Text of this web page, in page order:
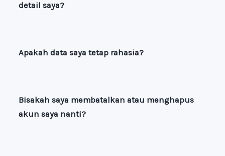
detail saya?
Apakah data saya tetap rahasia?
Bisakah saya membatalkan atau menghapus
akun saya nanti?